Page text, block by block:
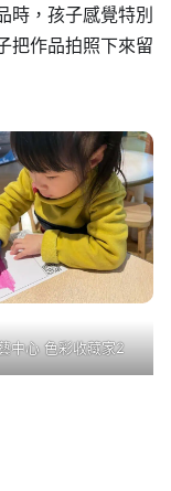
時，孩子感覺特別
把作品拍照下來留
中心 色彩收藏家2